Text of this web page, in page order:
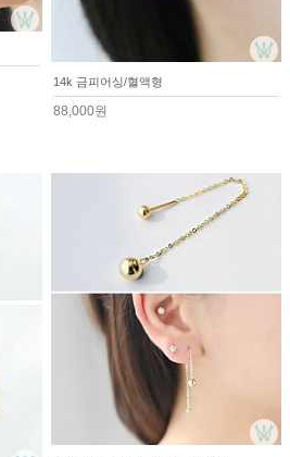
14k 금피어싱/혈액형
88,000원